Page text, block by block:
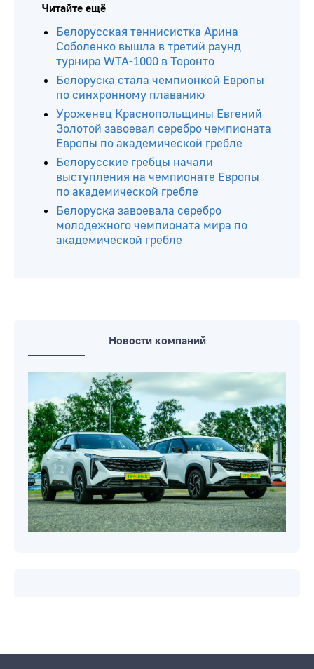
Читайте ещё
Белорусская теннисистка Арина
Соболенко вышла в третий раунд
турнира WTA-1000 в Торонто
Белоруска стала чемпионкой Европы
по синхронному плаванию
Уроженец Краснопольщины Евгений
Золотой завоевал серебро чемпионата
Европы по академической гребле
Белорусские гребцы начали
выступления на чемпионате Европы
по академической гребле
Белоруска завоевала серебро
молодежного чемпионата мира по
академической гребле
Новости компаний